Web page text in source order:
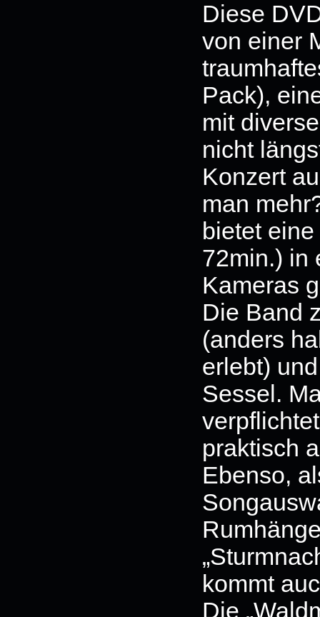
Diese
von einer
Pack),
mit
nicht
Konzert
man
bietet
72min.) in
Kameras
Die Band
(anders
erlebt)
Sessel.
praktisch
Ebenso,
kommt
Die